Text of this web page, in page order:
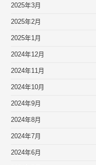
2025年3月
2025年2月
2025年1月
2024年12月
2024年11月
2024年10月
2024年9月
2024年8月
2024年7月
2024年6月